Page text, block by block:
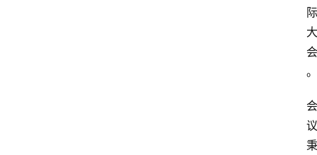
际
大
会
。
会
议
秉